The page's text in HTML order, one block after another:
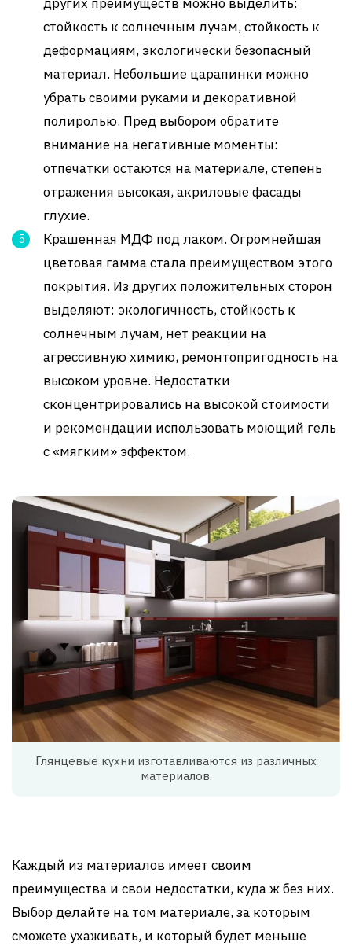
стойкость к солнечным лучам, стойкость к
деформациям, экологически безопасный
материал. Небольшие царапинки можно
убрать своими руками и декоративной
полиролью. Пред выбором обратите
внимание на негативные моменты:
отпечатки остаются на материале, степень
отражения высокая, акриловые фасады
глухие.
Крашенная МДФ под лаком. Огромнейшая
цветовая гамма стала преимуществом этого
покрытия. Из других положительных сторон
выделяют: экологичность, стойкость к
солнечным лучам, нет реакции на
агрессивную химию, ремонтопригодность на
высоком уровне. Недостатки
сконцентрировались на высокой стоимости
и рекомендации использовать моющий гель
с «мягким» эффектом.
Глянцевые кухни изготавливаются из различных
материалов.
Каждый из материалов имеет своим
преимущества и свои недостатки, куда ж без них.
Выбор делайте на том материале, за которым
сможете ухаживать, и который будет меньше